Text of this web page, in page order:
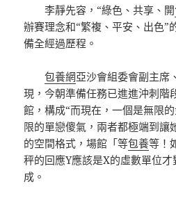
李靜先容，“綠色、共享、開
辦賽理念和“繁複、平安、出色”
備全經過歷程。
包養網亞沙會組委會副主席
現，今朝準備任務已進進沖刺階
館，構成“而現在，一個是無限
限的單戀傻氣，兩者都極端到讓
的空間格式，場館「等包養等！
秤的回應Y應該是X的虛數單位
成。